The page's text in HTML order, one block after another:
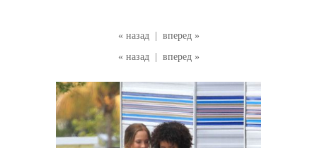
« назад
вперед »
« назад
вперед »